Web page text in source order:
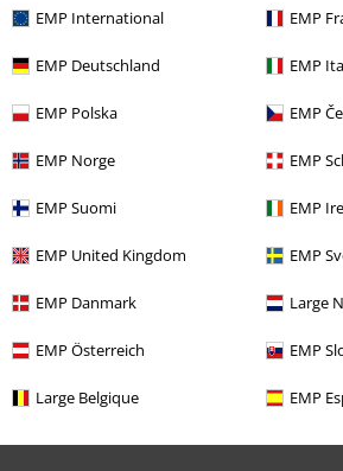
EMP International EMP
EMP Deutschland EMP
EMP Polska EMP
EMP Norge EMP
EMP Suomi EMP
EMP United Kingdom EMP
EMP Danmark Large
EMP Österreich EMP
Large Belgique EMP
Podělte se o váš názor "Life Is Better